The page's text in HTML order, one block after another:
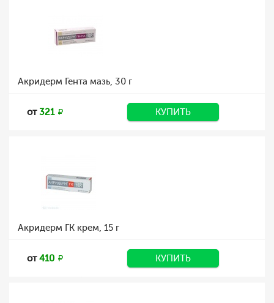
Акридерм Гента мазь, 30 г
от321 КУПИТЬ
Акридерм ГК крем, 15 г
от410 КУПИТЬ